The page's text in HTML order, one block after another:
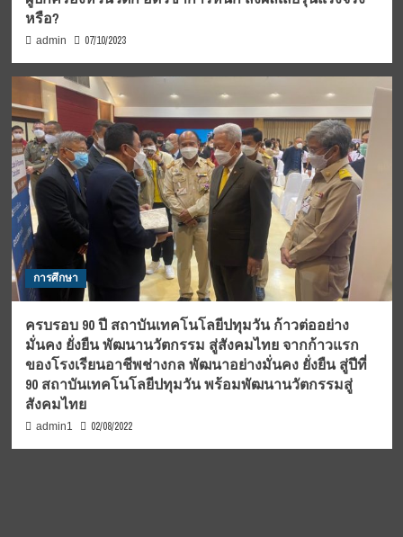
หรือ?
admin 07/10/2023
การศึกษา
ครบรอบ 90 ปี สถาบันเทคโนโลยีปทุมวัน ก้าวต่ออย่าง
มั่นคง ยั่งยืน พัฒนานวัตกรรม สู่สังคมไทย จากก้าวแรก
ของโรงเรียนอาชีพช่างกล พัฒนาอย่างมั่นคง ยั่งยืน สู่ปีที่
90 สถาบันเทคโนโลยีปทุมวัน พร้อมพัฒนานวัตกรรมสู่
สังคมไทย
admin1 02/08/2022